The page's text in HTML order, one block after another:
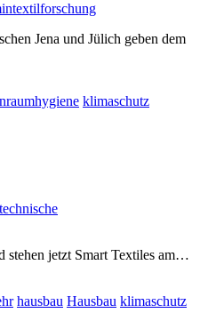
textilforschung
Jena und Jülich geben dem
klimaschutz
technische
stehen jetzt Smart Textiles am…
hausbau Hausbau klimaschutz